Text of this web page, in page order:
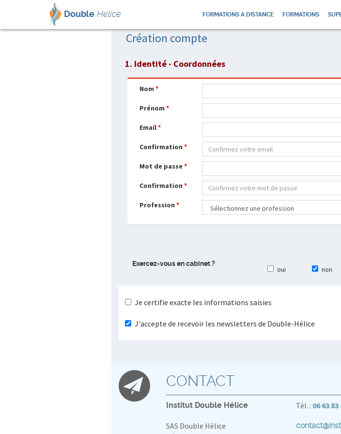
Double Helice FORMATIONS A DISTANCE FORMATIONS
Création compte
1. Identité - Coordonnées
Nom *
Prénom *
Email*
Confirmation *
Mot de passe *
Confirmation *
Profession *
Exercez-vous en cabinet ?
oui non
Je certifie exacte les informations saisies
J'accepte de recevoir les newsletters de Double-Hélice
CONTACT
Institut Double Hélice
SAS Double Hélice
Tél. : 06 63 83